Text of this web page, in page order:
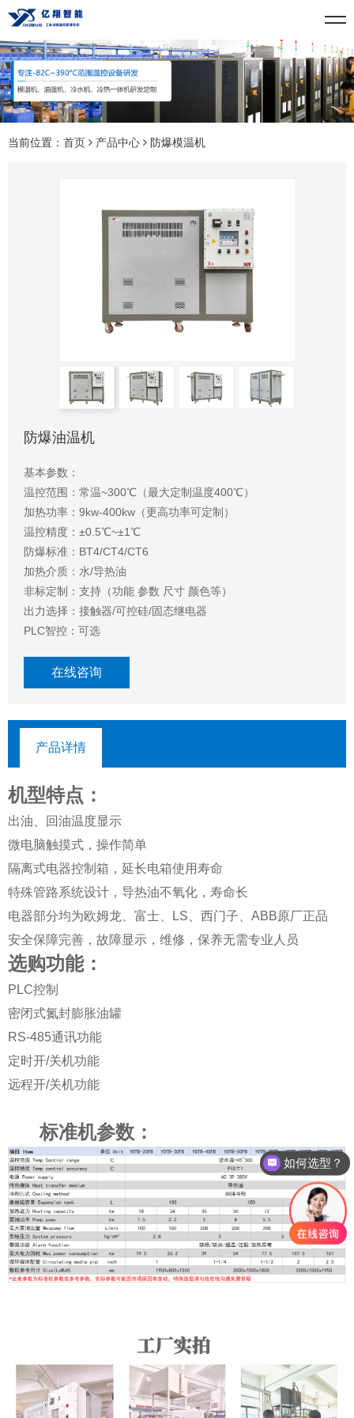
当前位置： 首页 产品中心 防爆模温机
防爆油温机
基本参数：
温控范围：常温~300℃（最大定制温度400℃）
加热功率：9kw-400kw（更高功率可定制）
温控精度：±0.5℃~±1℃
防爆标准：BT4/CT4/CT6
加热介质：水/导热油
非标定制：支持（功能 参数 尺寸 颜色等）
出力选择：接触器/可控硅/固态继电器
PLC智控：可选
在线咨询
产品详情
机型特点：
出油、回油温度显示
微电脑触摸式，操作简单
隔离式电器控制箱，延长电箱使用寿命
特殊管路系统设计，导热油不氧化，寿命长
电器部分均为欧姆龙、富士、LS、西门子、ABB原厂正品
安全保障完善，故障显示，维修，保养无需专业人员
选购功能：
PLC控制
密闭式氮封膨胀油罐
RS-485通讯功能
定时开/关机功能
远程开/关机功能
标准机参数：
如何选型？